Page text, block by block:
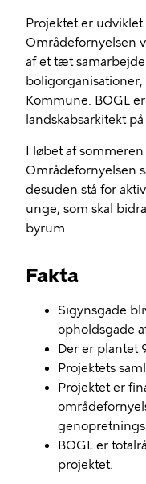
Projektet er
Områdefornyelsen
af et tæt
Kommune. BOGL
landskabsarkitekt
I løbet af
Områdefornyelsen
desuden stå for
unge, som skal
byrum.
Fakta
Sigynsgade
opholdsgade
Der er plantet
Projektets
Projektet er
BOGL er
projektet.